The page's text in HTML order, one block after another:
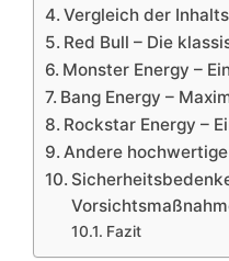
Vergleich der
Red Bull – Die
Monster Energy –
Bang Energy –
Rockstar Energy –
Andere
Fazit